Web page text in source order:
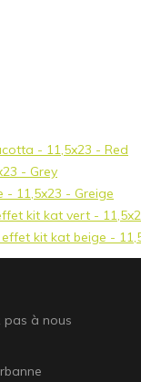
- 11,5x23 - Red
- Grey
11,5x23 - Greige
kit kat vert -
kit kat beige -
pas à nous